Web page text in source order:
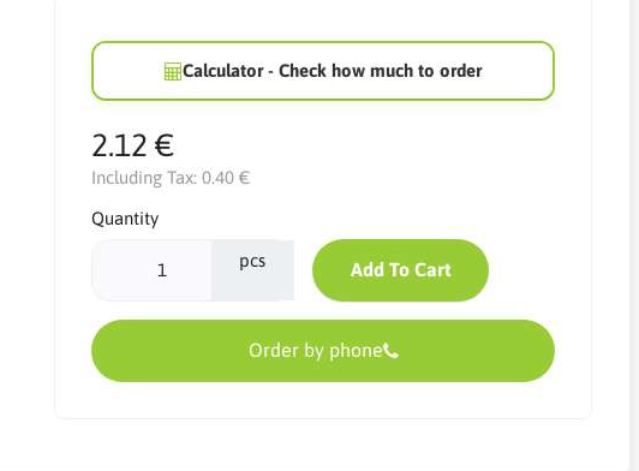
Calculator - Check how much to order
2.12 €
Including Tax: 0.40 €
Quantity
pcs Add To Cart
Order by phone